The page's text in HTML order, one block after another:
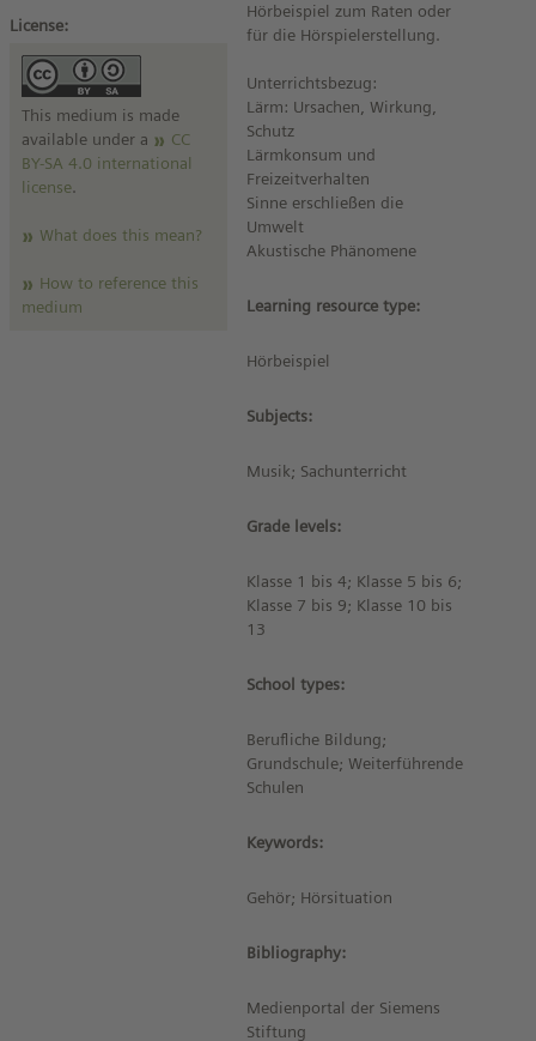
License:
This medium is made
available under a
CC
BY-SA 4.0 international
license.
What does this mean?
How to reference this
medium
Hörbeispiel zum Raten oder
für die Hörspielerstellung.
Unterrichtsbezug:
Lärm: Ursachen, Wirkung,
Schutz
Lärmkonsum und
Freizeitverhalten
Sinne erschließen die
Umwelt
Akustische Phänomene
Learning resource type:
Hörbeispiel
Subjects:
Musik; Sachunterricht
Grade levels:
Klasse 1 bis 4; Klasse 5 bis 6;
Klasse 7 bis 9; Klasse 10 bis
13
School types:
Berufliche Bildung;
Grundschule; Weiterführende
Schulen
Keywords:
Gehör; Hörsituation
Bibliography:
Medienportal der Siemens
Stiftung